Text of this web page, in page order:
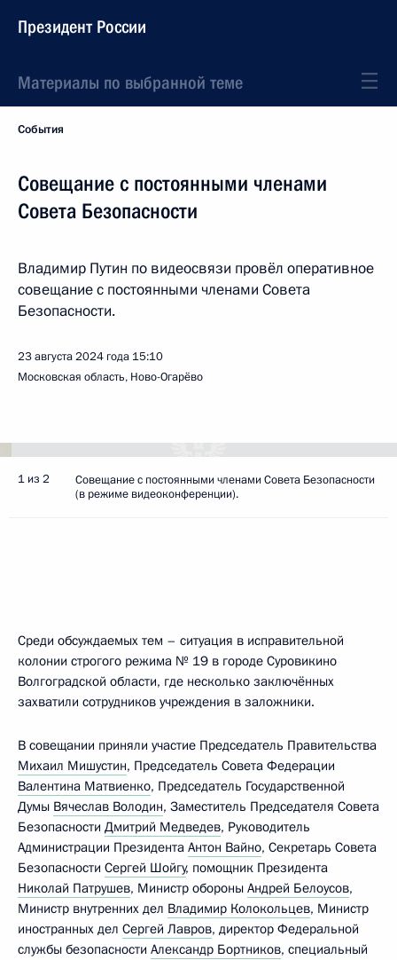
Президент России
Материалы по выбранной теме
События
Совещание с постоянными членами
Совета Безопасности
Владимир Путин по видеосвязи провёл оперативное
совещание с постоянными членами Совета
Безопасности.
23 августа 2024 года 15:10
Московская область, Ново-Огарёво
1 из 2
Совещание с постоянными членами Совета Безопасности
(в режиме видеоконференции).
Среди обсуждаемых тем – ситуация в исправительной
колонии строгого режима № 19 в городе Суровикино
Волгоградской области, где несколько заключённых
захватили сотрудников учреждения в заложники.
В совещании приняли участие Председатель Правительства
Михаил Мишустин, Председатель Совета Федерации
Валентина Матвиенко, Председатель Государственной
Думы Вячеслав Володин, Заместитель Председателя Совета
Безопасности Дмитрий Медведев, Руководитель
Администрации Президента Антон Вайно, Секретарь Совета
Безопасности Сергей Шойгу, помощник Президента
Николай Патрушев, Министр обороны Андрей Белоусов,
Министр внутренних дел Владимир Колокольцев, Министр
иностранных дел Сергей Лавров, директор Федеральной
службы безопасности Александр Бортников, специальный